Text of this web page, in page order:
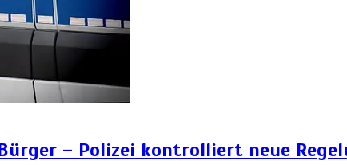
– Polizei kontrolliert neue